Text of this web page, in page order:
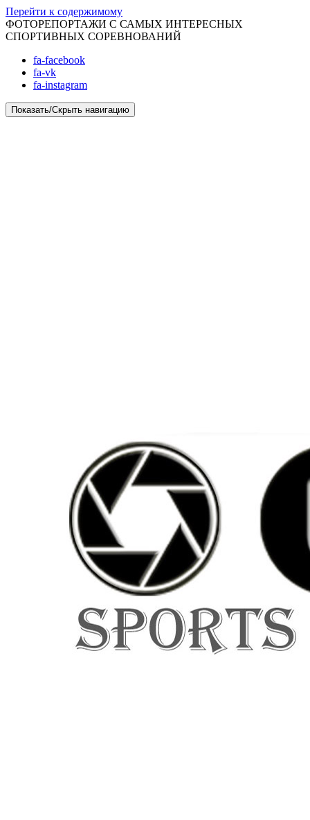
Перейти к содержимому
ФОТОРЕПОРТАЖИ С САМЫХ ИНТЕРЕСНЫХ
СПОРТИВНЫХ СОРЕВНОВАНИЙ
fa-facebook
fa-vk
fa-instagram
Показать/Скрыть навигацию